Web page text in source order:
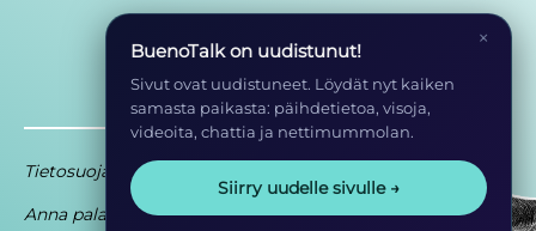
Youtube
Tietosuoja
Anna palautetta
Osa EHYT ry:n
×
BuenoTalk on uudistunut!
Sivut ovat uudistuneet. Löydät nyt kaiken
samasta paikasta: päihdetietoa, visoja,
videoita, chattia ja nettimummolan.
Siirry uudelle sivulle →